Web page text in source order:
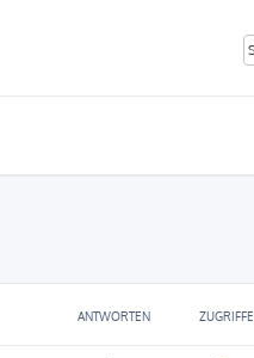
ANTWORTEN ZUGRIFFE